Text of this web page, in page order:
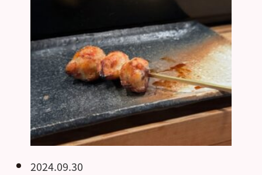
2024.09.30